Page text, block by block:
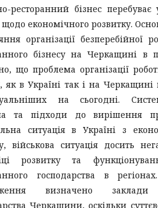
ресторанний бізнес
економічного розвитку.
організації безперебійної
бізнесу на Черкащині в
що проблема організації
як в Україні так і на
на сьогодні.
та підходи до вирішення
ситуація в Україні з
військова ситуація досить
розвитку та
господарства в
визначено заклади
Черкащини, оскільки